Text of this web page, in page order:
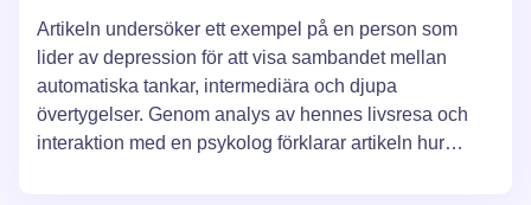
Artikeln undersöker ett exempel på en person som
lider av depression för att visa sambandet mellan
automatiska tankar, intermediära och djupa
övertygelser. Genom analys av hennes livsresa och
interaktion med en psykolog förklarar artikeln hur